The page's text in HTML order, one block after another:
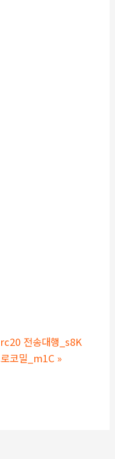
전송대행_s8K
코밀_m1C »